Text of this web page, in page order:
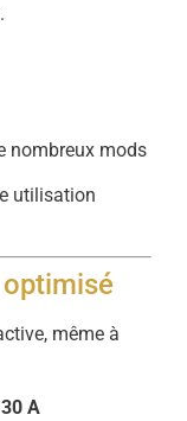
nombreux mods
utilisation
même à
A